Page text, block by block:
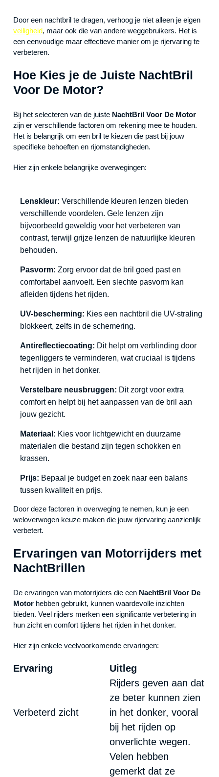
Door een nachtbril te dragen, verhoog je niet alleen je eigen
veiligheid, maar ook die van andere weggebruikers. Het is
een eenvoudige maar effectieve manier om je rijervaring te
verbeteren.
Hoe Kies je de Juiste NachtBril
Voor De Motor?
Bij het selecteren van de juiste NachtBril Voor De Motor
zijn er verschillende factoren om rekening mee te houden.
Het is belangrijk om een bril te kiezen die past bij jouw
specifieke behoeften en rijomstandigheden.
Hier zijn enkele belangrijke overwegingen:
Lenskleur: Verschillende kleuren lenzen bieden
verschillende voordelen. Gele lenzen zijn
bijvoorbeeld geweldig voor het verbeteren van
contrast, terwijl grijze lenzen de natuurlijke kleuren
behouden.
Pasvorm: Zorg ervoor dat de bril goed past en
comfortabel aanvoelt. Een slechte pasvorm kan
afleiden tijdens het rijden.
UV-bescherming: Kies een nachtbril die UV-straling
blokkeert, zelfs in de schemering.
Antireflectiecoating: Dit helpt om verblinding door
tegenliggers te verminderen, wat cruciaal is tijdens
het rijden in het donker.
Verstelbare neusbruggen: Dit zorgt voor extra
comfort en helpt bij het aanpassen van de bril aan
jouw gezicht.
Materiaal: Kies voor lichtgewicht en duurzame
materialen die bestand zijn tegen schokken en
krassen.
Prijs: Bepaal je budget en zoek naar een balans
tussen kwaliteit en prijs.
Door deze factoren in overweging te nemen, kun je een
weloverwogen keuze maken die jouw rijervaring aanzienlijk
verbetert.
Ervaringen van Motorrijders met
NachtBrillen
De ervaringen van motorrijders die een NachtBril Voor De
Motor hebben gebruikt, kunnen waardevolle inzichten
bieden. Veel rijders merken een significante verbetering in
hun zicht en comfort tijdens het rijden in het donker.
Hier zijn enkele veelvoorkomende ervaringen:
Ervaring Uitleg
Verbeterd zicht
Rijders geven aan dat
ze beter kunnen zien
in het donker, vooral
bij het rijden op
onverlichte wegen.
Velen hebben
gemerkt dat ze